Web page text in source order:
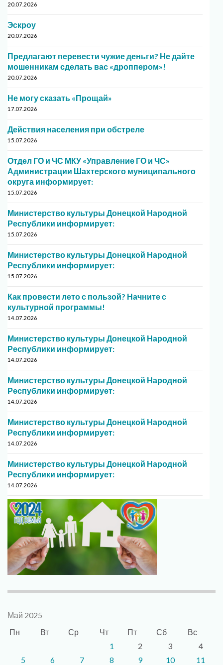
20.07.2026
Эскроу
20.07.2026
Предлагают перевести чужие деньги? Не дайте
мошенникам сделать вас «дроппером»!
20.07.2026
Не могу сказать «Прощай»
17.07.2026
Действия населения при обстреле
15.07.2026
Отдел ГО и ЧС МКУ «Управление ГО и ЧС»
Администрации Шахтерского муниципального
округа информирует:
15.07.2026
Министерство культуры Донецкой Народной
Республики информирует:
15.07.2026
Министерство культуры Донецкой Народной
Республики информирует:
15.07.2026
Как провести лето с пользой? Начните с
культурной программы!
14.07.2026
Министерство культуры Донецкой Народной
Республики информирует:
14.07.2026
Министерство культуры Донецкой Народной
Республики информирует:
14.07.2026
Министерство культуры Донецкой Народной
Республики информирует:
14.07.2026
Министерство культуры Донецкой Народной
Республики информирует:
14.07.2026
Май 2025
Пн
Вт Ср Чт Пт Сб
Вс
1
2 3
4
5
6 7 8 9 10 11